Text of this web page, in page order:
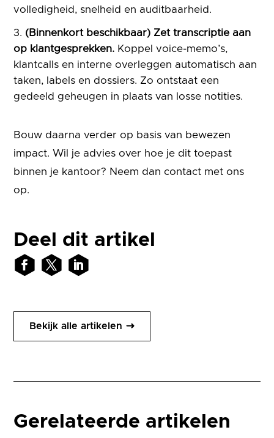
volledigheid, snelheid en auditbaarheid.
(Binnenkort beschikbaar) Zet transcriptie aan
op klantgesprekken. Koppel voice-memo’s,
klantcalls en interne overleggen automatisch aan
taken, labels en dossiers. Zo ontstaat een
gedeeld geheugen in plaats van losse notities.
Bouw daarna verder op basis van bewezen
impact. Wil je advies over hoe je dit toepast
binnen je kantoor? Neem dan contact met ons
op.
Deel dit artikel
Bekijk alle artikelen
Gerelateerde artikelen